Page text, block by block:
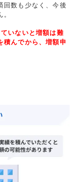
回数も少なく、今後
いないと増額は難
積んでから、増額申